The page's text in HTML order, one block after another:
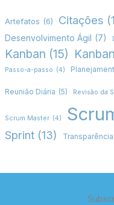
Artefatos (6) Citações
Desenvolvimento Ágil (7)
Kanban (15)
Passo-a-passo (4)
Reunião Diária (5) Revisão da
Scrum Master (4)
Sprint (13) Transparência